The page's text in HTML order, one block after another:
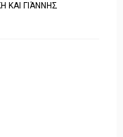
ΚΑΙ ΓΙΆΝΝΗΣ